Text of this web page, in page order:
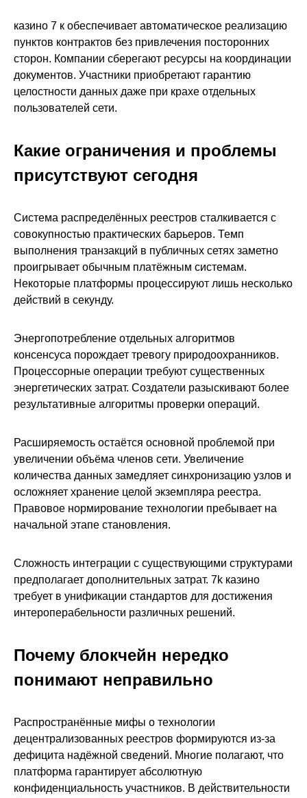
казино 7 к обеспечивает автоматическое реализацию
пунктов контрактов без привлечения посторонних
сторон. Компании сберегают ресурсы на координации
документов. Участники приобретают гарантию
целостности данных даже при крахе отдельных
пользователей сети.
Какие ограничения и проблемы
присутствуют сегодня
Система распределённых реестров сталкивается с
совокупностью практических барьеров. Темп
выполнения транзакций в публичных сетях заметно
проигрывает обычным платёжным системам.
Некоторые платформы процессируют лишь несколько
действий в секунду.
Энергопотребление отдельных алгоритмов
консенсуса порождает тревогу природоохранников.
Процессорные операции требуют существенных
энергетических затрат. Создатели разыскивают более
результативные алгоритмы проверки операций.
Расширяемость остаётся основной проблемой при
увеличении объёма членов сети. Увеличение
количества данных замедляет синхронизацию узлов и
осложняет хранение целой экземпляра реестра.
Правовое нормирование технологии пребывает на
начальной этапе становления.
Сложность интеграции с существующими структурами
предполагает дополнительных затрат. 7k казино
требует в унификации стандартов для достижения
интероперабельности различных решений.
Почему блокчейн нередко
понимают неправильно
Распространённые мифы о технологии
децентрализованных реестров формируются из-за
дефицита надёжной сведений. Многие полагают, что
платформа гарантирует абсолютную
конфиденциальность участников. В действительности